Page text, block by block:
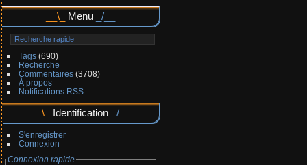
Menu
Tags(690)
Recherche
Commentaires(3708)
À propos
Notifications RSS
Identification
S'enregistrer
Connexion
Connexion rapide